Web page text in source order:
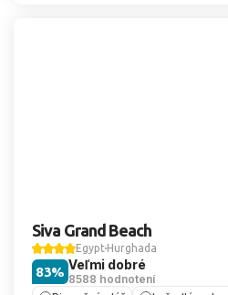
Siva Grand Beach
Egypt Hurghada
Veľmi dobré
8588 hodnotení
83%